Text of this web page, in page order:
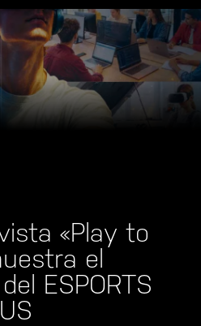
«Play to
el
ESPORTS